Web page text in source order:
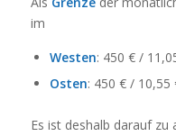
im
Westen: 450 € /
Osten: 450 € / 10,55
Es ist deshalb darauf zu